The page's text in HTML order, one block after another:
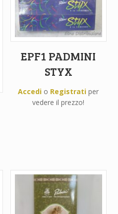
EPF1 PADMINI
STYX
Accedi o Registrati per
vedere il prezzo!